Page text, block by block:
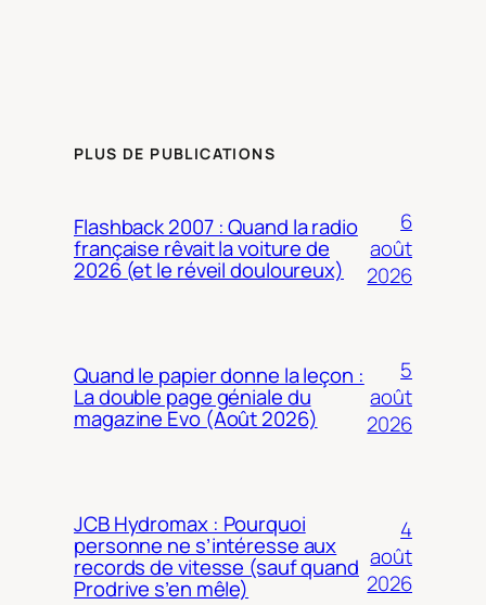
PLUS DE PUBLICATIONS
Flashback 2007 : Quand la radio
française rêvait la voiture de
2026 (et le réveil douloureux)
6
août
2026
Quand le papier donne la leçon :
La double page géniale du
magazine Evo (Août 2026)
5
août
2026
JCB Hydromax : Pourquoi
personne ne s’intéresse aux
records de vitesse (sauf quand
Prodrive s’en mêle)
4
août
2026